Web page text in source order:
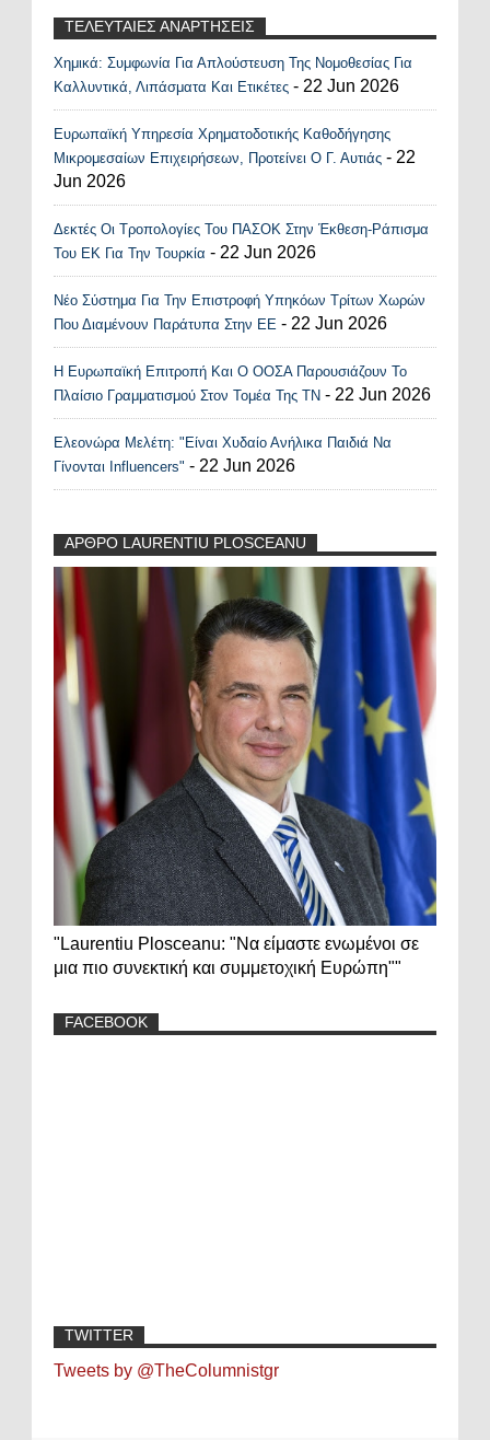
ΤΕΛΕΥΤΑΙΕΣ ΑΝΑΡΤΗΣΕΙΣ
Recent Posts Widget
Χημικά: Συμφωνία Για Απλούστευση Της Νομοθεσίας Για
Καλλυντικά, Λιπάσματα Και Ετικέτες - 22 Jun 2026
Ευρωπαϊκή Υπηρεσία Χρηματοδοτικής Καθοδήγησης
Μικρομεσαίων Επιχειρήσεων, Προτείνει Ο Γ. Αυτιάς - 22
Jun 2026
Δεκτές Οι Τροπολογίες Του ΠΑΣΟΚ Στην Έκθεση-Ράπισμα
Του ΕΚ Για Την Τουρκία - 22 Jun 2026
Νέο Σύστημα Για Την Επιστροφή Υπηκόων Τρίτων Χωρών
Που Διαμένουν Παράτυπα Στην ΕΕ - 22 Jun 2026
Η Ευρωπαϊκή Επιτροπή Και Ο ΟΟΣΑ Παρουσιάζουν Το
Πλαίσιο Γραμματισμού Στον Τομέα Της ΤΝ - 22 Jun 2026
Ελεονώρα Μελέτη: "Είναι Χυδαίο Ανήλικα Παιδιά Να
Γίνονται Influencers" - 22 Jun 2026
ΑΡΘΡΟ LAURENTIU PLOSCEANU
"Laurentiu Plosceanu: "Να είμαστε ενωμένοι σε
μια πιο συνεκτική και συμμετοχική Ευρώπη""
FACEBOOK
TWITTER
Tweets by @TheColumnistgr